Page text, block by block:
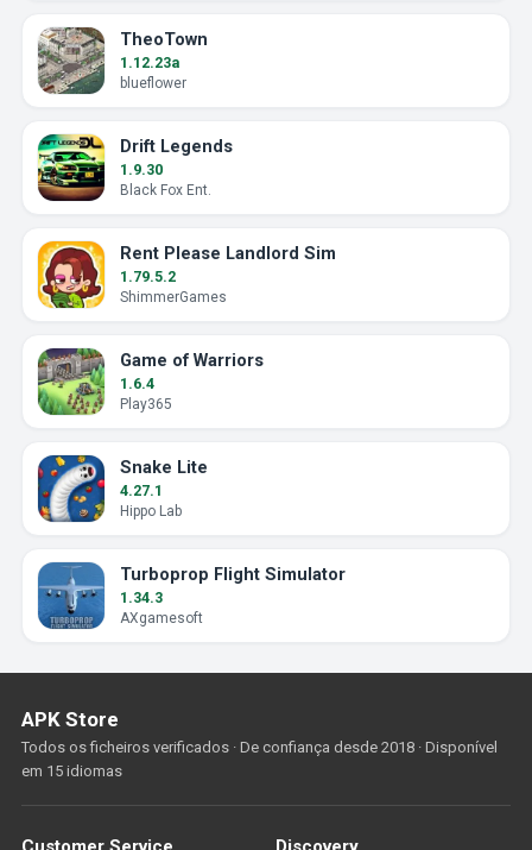
TheoTown
1.12.23a
blueflower
Drift Legends
1.9.30
Black Fox Ent.
Rent Please Landlord Sim
1.79.5.2
ShimmerGames
Game of Warriors
1.6.4
Play365
Snake Lite
4.27.1
Hippo Lab
Turboprop Flight Simulator
1.34.3
AXgamesoft
APK Store
Todos os ficheiros verificados · De confiança desde 2018 · Disponível
em 15 idiomas